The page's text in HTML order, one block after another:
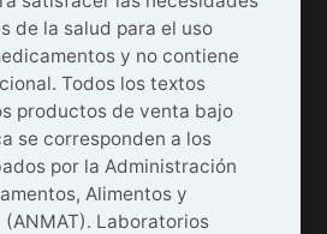
de la salud para el uso
y no contiene
Todos los textos
productos de venta bajo
se corresponden a los
por la Administración
Alimentos y
Laboratorios